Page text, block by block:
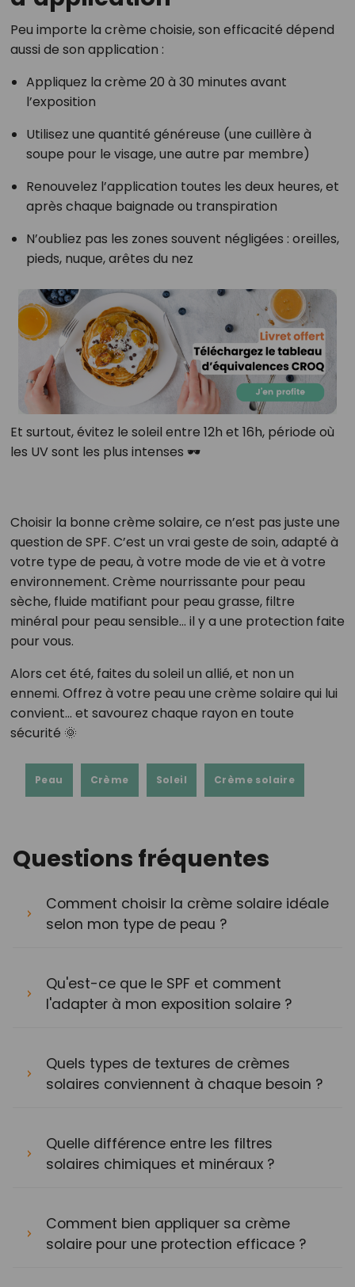
Peu importe la crème choisie, son efficacité dépend
aussi de son application :
Appliquez la crème 20 à 30 minutes avant
l’exposition
Utilisez une quantité généreuse (une cuillère à
soupe pour le visage, une autre par membre)
Renouvelez l’application toutes les deux heures, et
après chaque baignade ou transpiration
N’oubliez pas les zones souvent négligées : oreilles,
pieds, nuque, arêtes du nez
Et surtout, évitez le soleil entre 12h et 16h, période où
les UV sont les plus intenses 🕶️
Choisir la bonne crème solaire, ce n’est pas juste une
question de SPF. C’est un vrai geste de soin, adapté à
votre type de peau, à votre mode de vie et à votre
environnement. Crème nourrissante pour peau
sèche, fluide matifiant pour peau grasse, filtre
minéral pour peau sensible… il y a une protection faite
pour vous.
Alors cet été, faites du soleil un allié, et non un
ennemi. Offrez à votre peau une crème solaire qui lui
convient… et savourez chaque rayon en toute
sécurité 🌞
Peau Crème Soleil Crème solaire
Questions fréquentes
Comment choisir la crème solaire idéale
selon mon type de peau ?
Qu'est-ce que le SPF et comment
l'adapter à mon exposition solaire ?
Quels types de textures de crèmes
solaires conviennent à chaque besoin ?
Quelle différence entre les filtres
solaires chimiques et minéraux ?
Comment bien appliquer sa crème
solaire pour une protection efficace ?